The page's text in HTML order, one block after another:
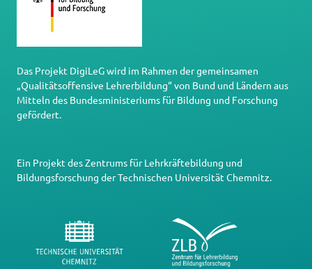
Das Projekt DigiLeG wird im Rahmen der gemeinsamen
„Qualitätsoffensive Lehrerbildung“ von Bund und Ländern aus
Mitteln des Bundesministeriums für Bildung und Forschung
gefördert.
Ein Projekt desZentrums für Lehrkräftebildung und
Bildungsforschung derTechnischen Universität Chemnitz.